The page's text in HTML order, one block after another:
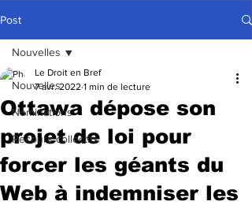
Post
Nouvelles
Nominations
Recours collectifs
Nouvelles
Ottawa dépose son
projet de loi pour
forcer les géants du
Web à indemniser les
Le Droit en Bref
7 avr. 2022 1 min de lecture